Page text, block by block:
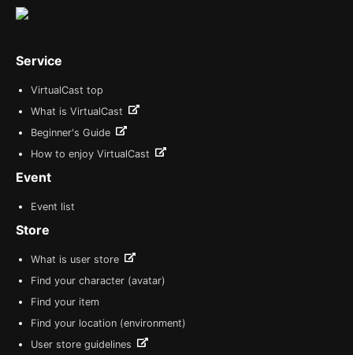
Service
VirtualCast top
What is VirtualCast
Beginner's Guide
How to enjoy VirtualCast
Event
Event list
Store
What is user store
Find your character (avatar)
Find your item
Find your location (environment)
User store guidelines